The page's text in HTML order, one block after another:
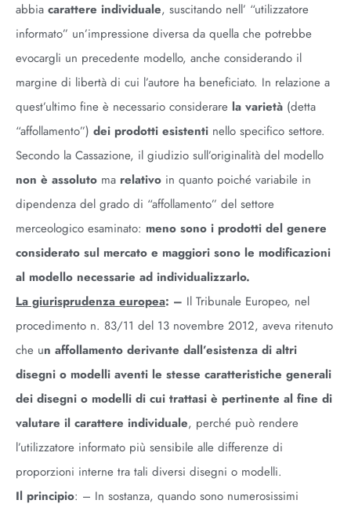
abbia carattere individuale, suscitando nell’ “utilizzatore
informato” un’impressione diversa da quella che potrebbe
evocargli un precedente modello, anche considerando il
margine di libertà di cui l’autore ha beneficiato. In relazione a
quest’ultimo fine è necessario considerare la varietà (detta
“affollamento”) dei prodotti esistenti nello specifico settore.
Secondo la Cassazione, il giudizio sull’originalità del modello
non è assoluto ma relativo in quanto poiché variabile in
dipendenza del grado di “affollamento” del settore
merceologico esaminato: meno sono i prodotti del genere
considerato sul mercato e maggiori sono le modificazioni
al modello necessarie ad individualizzarlo.
La giurisprudenza europea: – Il Tribunale Europeo, nel
procedimento n. 83/11 del 13 novembre 2012, aveva ritenuto
che un affollamento derivante dall’esistenza di altri
disegni o modelli aventi le stesse caratteristiche generali
dei disegni o modelli di cui trattasi è pertinente al fine di
valutare il carattere individuale, perché può rendere
l’utilizzatore informato più sensibile alle differenze di
proporzioni interne tra tali diversi disegni o modelli.
Il principio: – In sostanza, quando sono numerosissimi